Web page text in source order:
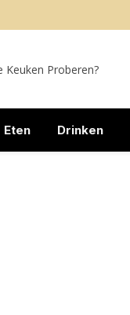
Keuken Proberen?
Eten Drinken